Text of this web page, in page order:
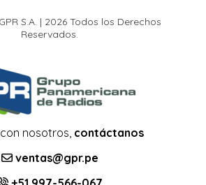
S.A. | 2026 Todos los Derechos
Reservados.
nosotros, contáctanos
ventas@gpr.pe